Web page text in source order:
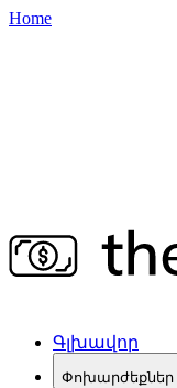
Home
Գլխավոր
Փոխարժեքներ